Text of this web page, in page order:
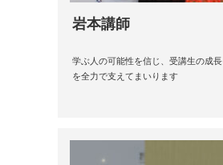
岩本講師
学ぶ人の可能性を信じ、受講生の成長
を全力で支えてまいります